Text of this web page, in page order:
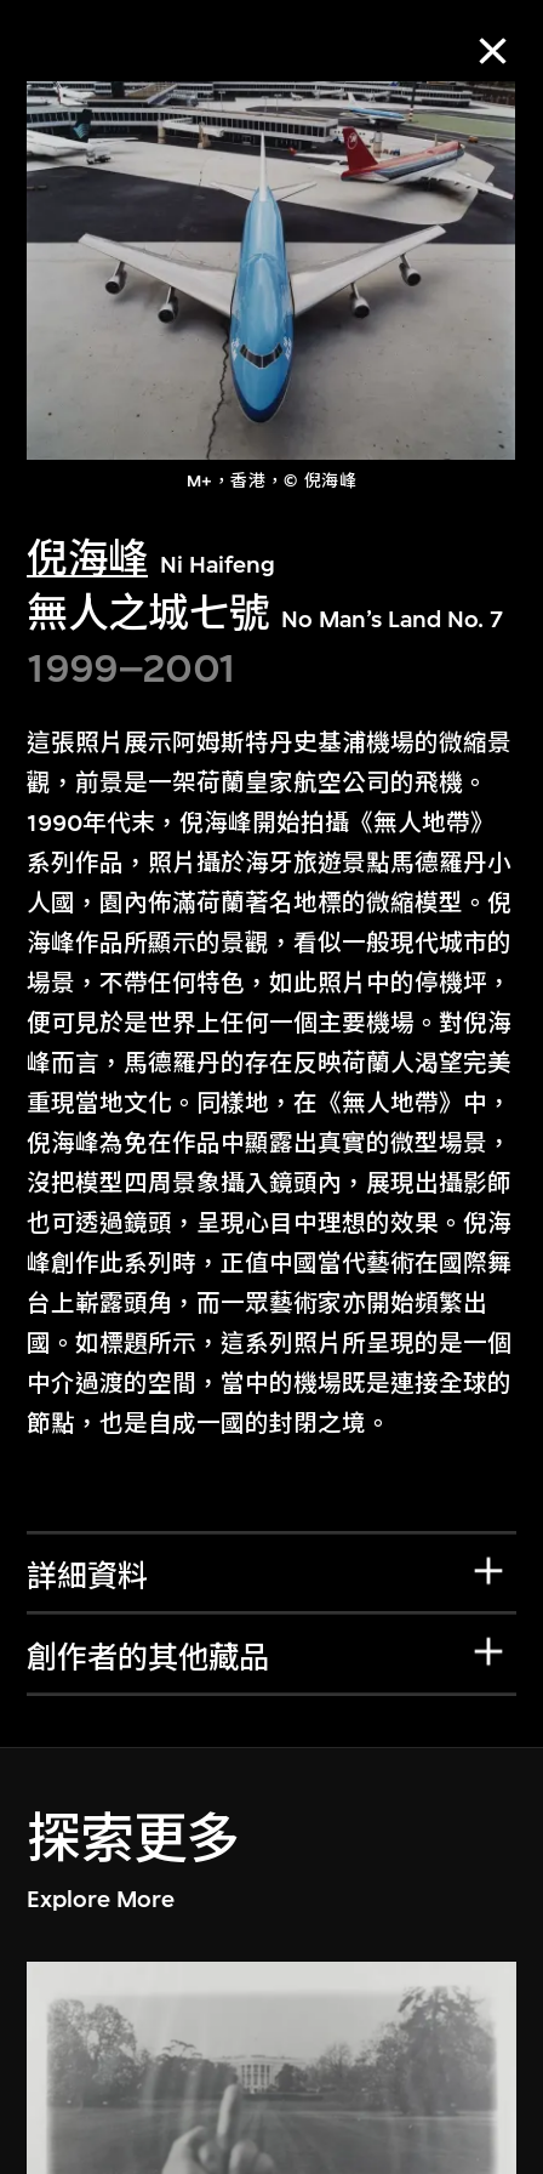
M+，香港，© 倪海峰
倪海峰 Ni Haifeng
無人之城七號 No Man’s Land No. 7
1999–2001
這張照片展示阿姆斯特丹史基浦機場的微縮景
觀，前景是一架荷蘭皇家航空公司的飛機。
1990年代末，倪海峰開始拍攝《無人地帶》
系列作品，照片攝於海牙旅遊景點馬德羅丹小
人國，園內佈滿荷蘭著名地標的微縮模型。倪
海峰作品所顯示的景觀，看似一般現代城市的
場景，不帶任何特色，如此照片中的停機坪，
便可見於是世界上任何一個主要機場。對倪海
峰而言，馬德羅丹的存在反映荷蘭人渴望完美
重現當地文化。同樣地，在《無人地帶》中，
倪海峰為免在作品中顯露出真實的微型場景，
沒把模型四周景象攝入鏡頭內，展現出攝影師
也可透過鏡頭，呈現心目中理想的效果。倪海
峰創作此系列時，正值中國當代藝術在國際舞
台上嶄露頭角，而一眾藝術家亦開始頻繁出
國。如標題所示，這系列照片所呈現的是一個
中介過渡的空間，當中的機場既是連接全球的
節點，也是自成一國的封閉之境。
詳細資料
創作者的其他藏品
探索更多
Explore More
M+藏品
搜索
關於M+藏品
探索世界頂級的二十及二十一世紀視覺